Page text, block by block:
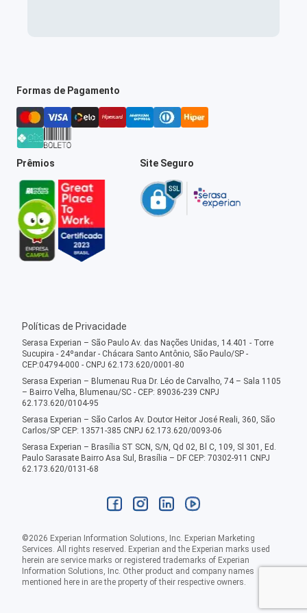
Formas de Pagamento
Prêmios Site Seguro
Políticas de Privacidade
Serasa Experian – São Paulo Av. das Nações Unidas, 14.401 - Torre
Sucupira - 24ºandar - Chácara Santo Antônio, São Paulo/SP -
CEP:04794-000 - CNPJ 62.173.620/0001-80
Serasa Experian – Blumenau Rua Dr. Léo de Carvalho, 74 – Sala 1105
– Bairro Velha, Blumenau/SC - CEP: 89036-239 CNPJ
62.173.620/0104-95
Serasa Experian – São Carlos Av. Doutor Heitor José Reali, 360, São
Carlos/SP CEP: 13571-385 CNPJ 62.173.620/0093-06
Serasa Experian – Brasília ST SCN, S/N, Qd 02, Bl C, 109, Sl 301, Ed.
Paulo Sarasate Bairro Asa Sul, Brasília – DF CEP: 70302-911 CNPJ
62.173.620/0131-68
©2026 Experian Information Solutions, Inc. Experian Marketing
Services. All rights reserved. Experian and the Experian marks used
herein are service marks or registered trademarks of Experian
Information Solutions, Inc. Other product and company names
mentioned here in are the property of their respective owners.